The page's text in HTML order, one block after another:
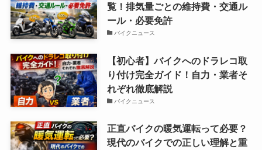
覧！排気量ごとの維持費・交通ル
ール・必要免許
バイクニュース
【初心者】バイクへのドラレコ取
り付け完全ガイド！自力・業者そ
れぞれ徹底解説
バイクニュース
正直バイクの暖気運転って必要？
現代のバイクでの正しい理解と重